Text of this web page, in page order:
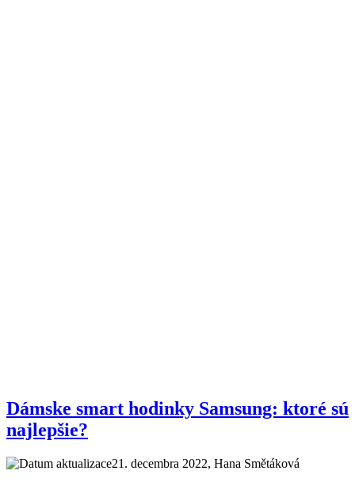
Dámske smart hodinky Samsung: ktoré sú
najlepšie?
21. decembra 2022, Hana Smětáková